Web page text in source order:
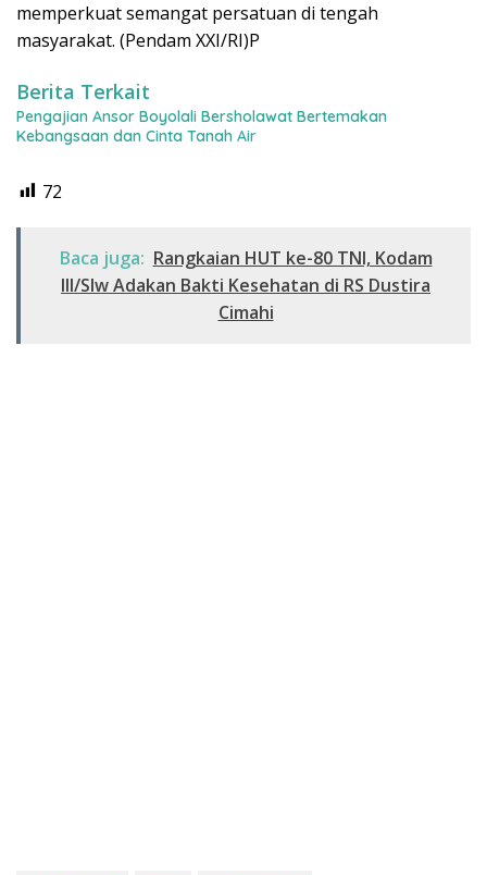
memperkuat semangat persatuan di tengah
masyarakat. (Pendam XXI/RI)P
Berita Terkait
Pengajian Ansor Boyolali Bersholawat Bertemakan
Kebangsaan dan Cinta Tanah Air
72
Baca juga: Rangkaian HUT ke-80 TNI, Kodam
III/Slw Adakan Bakti Kesehatan di RS Dustira
Cimahi